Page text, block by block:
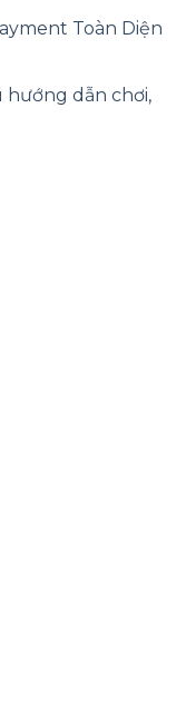
Toàn Diện
hướng dẫn chơi,